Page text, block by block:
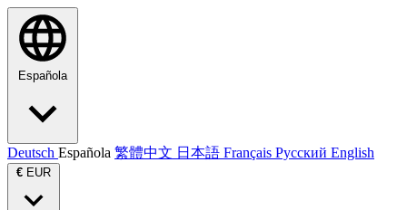
Española
Deutsch Española 繁體中文 日本語 Français Русский English
€ EUR